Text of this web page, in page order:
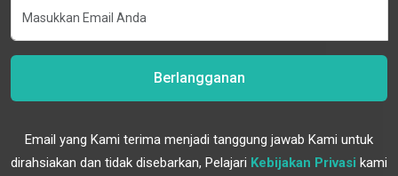
Berlangganan
Email yang Kami terima menjadi tanggung jawab Kami untuk
dirahsiakan dan tidak disebarkan, Pelajari Kebijakan Privasi kami